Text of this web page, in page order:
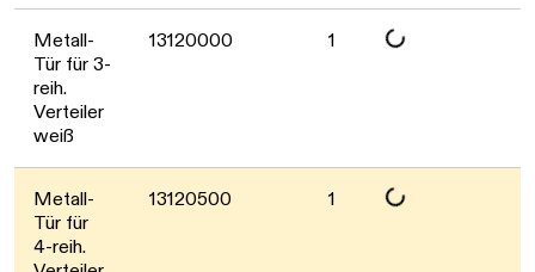
Metall-
Tür für 3-
reih.
Verteiler
weiß
13120000 1 Daten werden geladen. Bitte warten...
Metall-
Tür für
4-reih.
13120500 1